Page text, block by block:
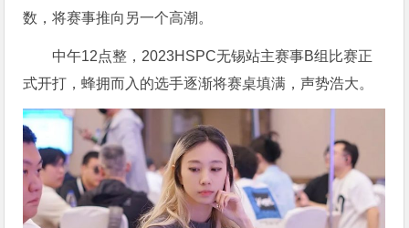
数，将赛事推向另一个高潮。
中午12点整，2023HSPC无锡站主赛事B组比赛正
式开打，蜂拥而入的选手逐渐将赛桌填满，声势浩大。